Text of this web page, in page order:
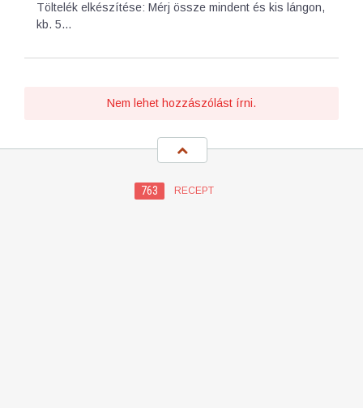
Töltelék elkészítése: Mérj össze mindent és kis lángon,
kb. 5…
Nem lehet hozzászólást írni.
763 RECEPT